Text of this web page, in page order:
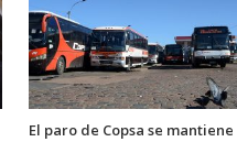
El paro de Copsa se mantiene